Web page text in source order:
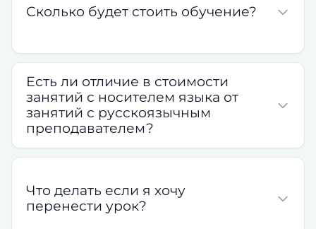
Сколько будет стоить обучение?
Есть ли отличие в стоимости
занятий с носителем языка от
занятий с русскоязычным
преподавателем?
Что делать если я хочу
перенести урок?